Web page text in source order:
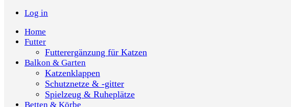
Log in
Home
Futter
Futterergänzung für Katzen
Balkon & Garten
Katzenklappen
Schutznetze & -gitter
Spielzeug & Ruheplätze
Betten & Körbe